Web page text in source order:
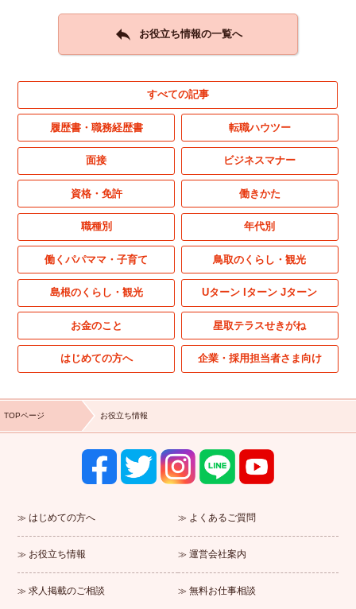
 お役立ち情報の一覧へ
すべての記事
履歴書・職務経歴書 転職ハウツー
面接 ビジネスマナー
資格・免許 働きかた
職種別 年代別
働くパパママ・子育て 鳥取のくらし・観光
島根のくらし・観光 Uターン Iターン Jターン
お金のこと 星取テラスせきがね
はじめての方へ 企業・採用担当者さま向け
TOPページ お役立ち情報
はじめての方へ よくあるご質問
お役立ち情報 運営会社案内
求人掲載のご相談 無料お仕事相談